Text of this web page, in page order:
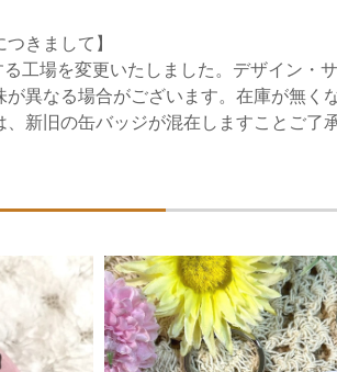
きまして】
工場を変更いたしました。デザイン・
異なる場合がございます。在庫が無く
新旧の缶バッジが混在しますことご了